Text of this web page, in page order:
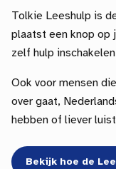
Tolkie Leeshulp is
plaatst een knop op
zelf hulp
Ook voor mensen
over gaat,
hebben of liever
Bekijk hoe de